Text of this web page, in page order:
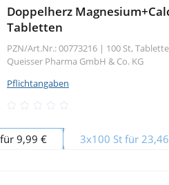
Doppelherz
Tabletten
PZN/Art.Nr.: 00773216 | 100 St,
Queisser Pharma GmbH & Co. KG
Pflichtangaben
9,99 € 3x100 St für